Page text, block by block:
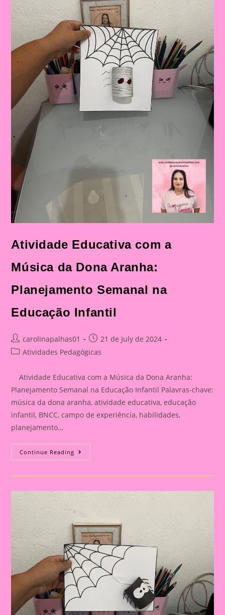
E
A
Aprendizagem
Atividade Educativa com a
Música da Dona Aranha:
Planejamento Semanal na
Educação Infantil
Post
author:
carolinapalhas01
Post
published:
21 de July de 2024
PostAtividades Pedagógicas
Atividade Educativa com a Música da Dona Aranha:
Planejamento Semanal na Educação Infantil Palavras-chave:
música da dona aranha, atividade educativa, educação
infantil, BNCC, campo de experiência, habilidades,
planejamento…
Continue Reading Atividade
Educativa
Dona
Aranha:
Planejamento
Semanal
Na
Educação
Infantil